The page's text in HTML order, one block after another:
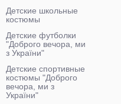
Детские школьные
костюмы
Детские футболки
"Доброго вечора, ми
з України"
Детские спортивные
костюмы "Доброго
вечора, ми з
України"